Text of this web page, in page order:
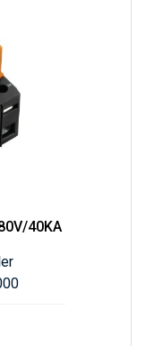
40KA